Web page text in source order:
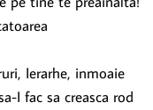
Ierarhe, inmoaie
I fac sa creasca rod